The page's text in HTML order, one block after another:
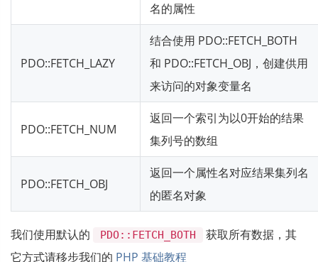
名的属性
PDO::FETCH_LAZY
结合使用 PDO::FETCH_BOTH
和 PDO::FETCH_OBJ，创建供用
来访问的对象变量名
PDO::FETCH_NUM
返回一个索引为以0开始的结果
集列号的数组
PDO::FETCH_OBJ
返回一个属性名对应结果集列名
的匿名对象
我们使用默认的 PDO::FETCH_BOTH
获取所有数据，其
它方式请移步我们的 PHP 基础教程